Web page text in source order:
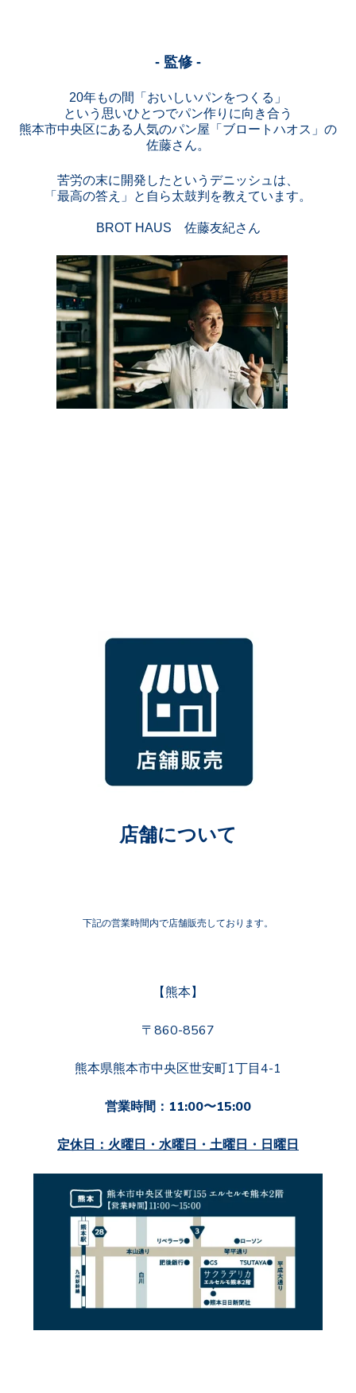
- 監修 -
20年もの間「おいしいパンをつくる」
という思いひとつでパン作りに向き合う
熊本市中央区にある人気のパン屋「ブロートハオス」の
佐藤さん。
苦労の末に開発したというデニッシュは、
「最高の答え」と自ら太鼓判を教えています。
BROT HAUS 佐藤友紀さん
店舗について
下記の営業時間内で店舗販売しております。
【熊本】
〒860-8567
熊本県熊本市中央区世安町1丁目4-1
営業時間：11:00〜15:00
定休日：火曜日・水曜日・土曜日・日曜日